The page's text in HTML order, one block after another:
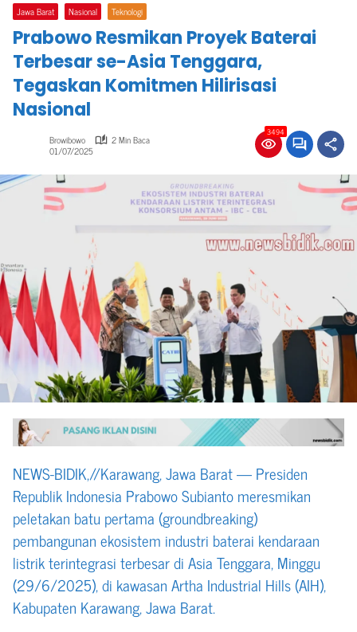
Jawa Barat Nasional Teknologi
Prabowo Resmikan Proyek Baterai
Terbesar se-Asia Tenggara,
Tegaskan Komitmen Hilirisasi
Nasional
Browibowo 2 Min Baca
01/07/2025
3494
NEWS-BIDIK,//Karawang, Jawa Barat — Presiden
Republik Indonesia Prabowo Subianto meresmikan
peletakan batu pertama (groundbreaking)
pembangunan ekosistem industri baterai kendaraan
listrik terintegrasi terbesar di Asia Tenggara, Minggu
(29/6/2025), di kawasan Artha Industrial Hills (AIH),
Kabupaten Karawang, Jawa Barat.